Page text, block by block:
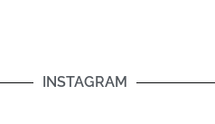
INSTAGRAM